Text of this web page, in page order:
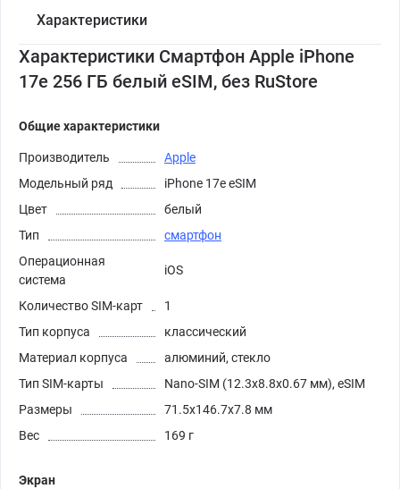
Характеристики
Характеристики Смартфон Apple iPhone
17e 256 ГБ белый eSIM, без RuStore
Общие характеристики
Производитель
Apple
Модельный ряд
iPhone 17e eSIM
Цвет
белый
Тип
смартфон
Операционная
система
iOS
Количество SIM-карт
1
Тип корпуса
классический
Материал корпуса
алюминий, стекло
Тип SIM-карты
Nano-SIM (12.3x8.8x0.67 мм), eSIM
Размеры
71.5x146.7x7.8 мм
Вес
169 г
Экран